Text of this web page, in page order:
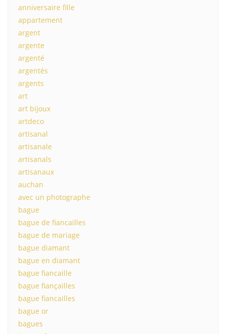
anniversaire fille
appartement
argent
argente
argenté
argentés
argents
art
art bijoux
artdeco
artisanal
artisanale
artisanals
artisanaux
auchan
avec un photographe
bague
bague de fiancailles
bague de mariage
bague diamant
bague en diamant
bague fiancaille
bague fiançailles
bague fiancailles
bague or
bagues